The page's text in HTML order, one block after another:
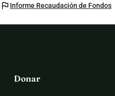
flag Informe Recaudación de Fondos
Donar